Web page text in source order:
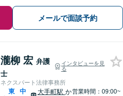
メールで面談予約
瀧柳 宏 弁護
士
インタビューを見
る
ネクスパート法律事務所
東
中
大手町駅 か営業時間：09:00~